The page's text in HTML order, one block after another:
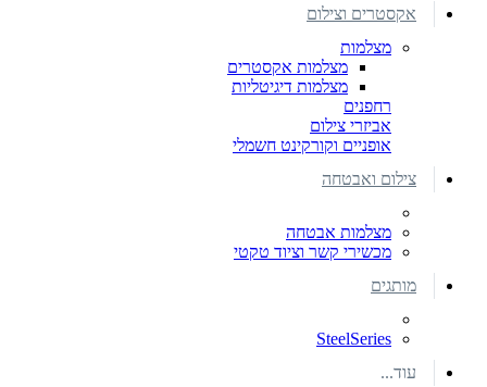
אקסטרים וצילום
מצלמות
מצלמות אקסטרים
מצלמות דיגיטליות
רחפנים
אביזרי צילום
אופניים וקורקינט חשמלי
צילום ואבטחה
מצלמות אבטחה
מכשירי קשר וציוד טקטי
מותגים
SteelSeries
עוד...